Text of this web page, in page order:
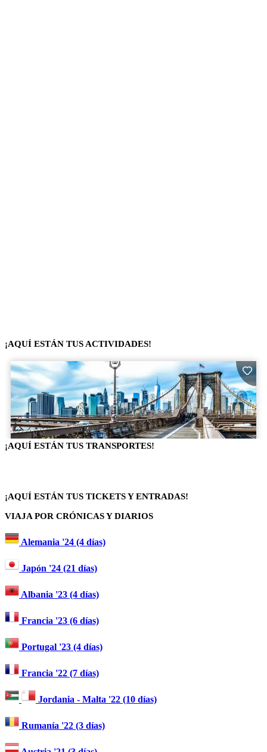
¡AQUÍ ESTÁN TUS ACTIVIDADES!
¡AQUÍ ESTÁN TUS TRANSPORTES!
¡AQUÍ ESTÁN TUS TICKETS Y ENTRADAS!
VIAJA POR CRÓNICAS Y DIARIOS
Alemania '24 (4 días)
Japón '24 (21 días)
Albania '23 (4 días)
Francia '23 (6 días)
Portugal '23 (4 días)
Francia '22 (7 días)
Jordania - Malta '22 (10 días)
Rumanía '22 (3 días)